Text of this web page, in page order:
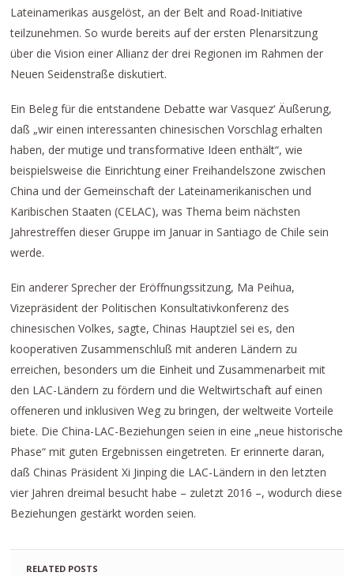
Lateinamerikas ausgelöst, an der Belt and Road-Initiative
teilzunehmen. So wurde bereits auf der ersten Plenarsitzung
über die Vision einer Allianz der drei Regionen im Rahmen der
Neuen Seidenstraße diskutiert.
Ein Beleg für die entstandene Debatte war Vasquez‘ Äußerung,
daß „wir einen interessanten chinesischen Vorschlag erhalten
haben, der mutige und transformative Ideen enthält“, wie
beispielsweise die Einrichtung einer Freihandelszone zwischen
China und der Gemeinschaft der Lateinamerikanischen und
Karibischen Staaten (CELAC), was Thema beim nächsten
Jahrestreffen dieser Gruppe im Januar in Santiago de Chile sein
werde.
Ein anderer Sprecher der Eröffnungssitzung, Ma Peihua,
Vizepräsident der Politischen Konsultativkonferenz des
chinesischen Volkes, sagte, Chinas Hauptziel sei es, den
kooperativen Zusammenschluß mit anderen Ländern zu
erreichen, besonders um die Einheit und Zusammenarbeit mit
den LAC-Ländern zu fördern und die Weltwirtschaft auf einen
offeneren und inklusiven Weg zu bringen, der weltweite Vorteile
biete. Die China-LAC-Beziehungen seien in eine „neue historische
Phase“ mit guten Ergebnissen eingetreten. Er erinnerte daran,
daß Chinas Präsident Xi Jinping die LAC-Ländern in den letzten
vier Jahren dreimal besucht habe – zuletzt 2016 –, wodurch diese
Beziehungen gestärkt worden seien.
RELATED POSTS